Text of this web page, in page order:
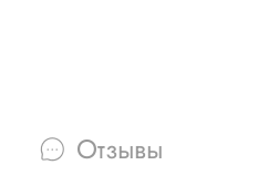
Отзывы